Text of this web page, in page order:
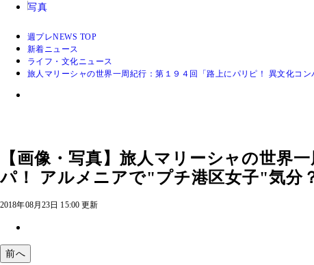
写真
週プレNEWS TOP
新着ニュース
ライフ・文化ニュース
旅人マリーシャの世界一周紀行：第１９４回「路上にパリピ！ 異文化コ
【画像・写真】旅人マリーシャの世界
パ！ アルメニアで"プチ港区女子"気分
2018年08月23日 15:00 更新
前へ